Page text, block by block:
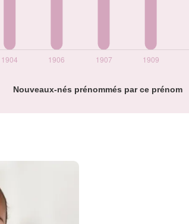
Nouveaux-nés prénommés par ce prénom